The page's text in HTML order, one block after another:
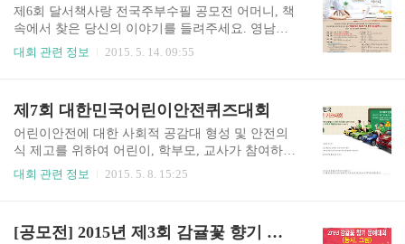
수 부상 총 금액 수상기준 시상 대상 1명..
엑스) 4층 420호 해양생물그림공모전 공모 담당자
앞 나. 전화 : 02-6010-11045. 출품내용 가. 출품작
수 : 1인당 1점 이내 제출 나. 출품 규격 - 직접 그린
그림(작품재료 제한 없음. 단, 우편접수 용이) - 8절
제6회 달서책사랑 전국주부수필 공모전 어머니, 책
속에서 찾은 당신의 이야기를 들려주세요. 영남일
보와 대구광역시 달서구에서는 주부들의 독서운동
(금)~6.30(화)2. 응모자격 : 전국주부(다문화 및 북
한이탈주민 포함)3. 작품주제 : 독서동아리 활동,
책사랑 행사 및 독서관련 행사 체험, 도서관 봉사
체험, 가정독서 활동과 관련된 소재 등4. 원고분량
: A4용지 3매 내외, 글자크기 휴먼명조 12포인트,
서구청 홈페이지(www..
대회 관련 정보 2015. 5. 14. 09:55
제7회 대한민국어린이안전퀴즈대회
어린이안전에 대한 사회적 공감대 형성 및 안전의
식 제고를 위하여 어린이, 학부모, 교사가 참여하는
'어린이안전퀴즈대회' 1. 행사명 : 제7회 대한민국
: EBS 방송국 퀴즈대회 녹화장4. 참가대상 : 초등학
대회 관련 정보 2015. 5. 8. 15:25
[공모전] 2015년 제3회 감귤꽃 향기 문예대회(동시, 그림)